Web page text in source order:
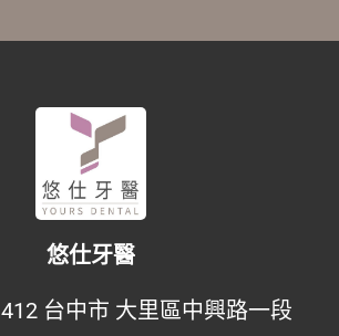
悠仕牙醫
412 台中市 大里區中興路一段